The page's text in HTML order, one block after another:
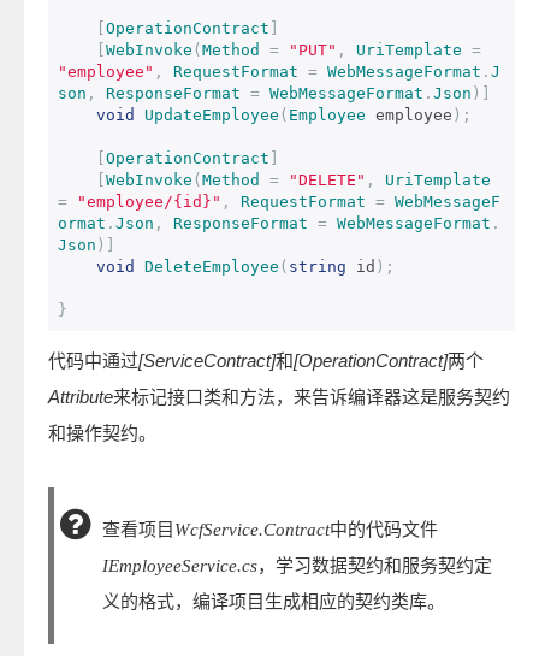
OperationContract
WebInvoke ( Method = "PUT" , UriTemplate =
"employee" , RequestFormat = WebMessageFormat . J
son , ResponseFormat = WebMessageFormat . Json )]
void
UpdateEmployee ( Employee employee );
OperationContract
WebInvoke ( Method = "DELETE" ,
UriTemplate
=
"employee/{id}" , RequestFormat = WebMessageF
ormat . Json , ResponseFormat = WebMessageFormat .
Json )]
void
DeleteEmployee ( string id );
}
代码中通过[ServiceContract]和[OperationContract]两个
Attribute来标记接口类和方法，来告诉编译器这是服务契约
和操作契约。
查看项目 WcfService.Contract中的代码文件
IEmployeeService.cs，学习数据契约和服务契约定
义的格式，编译项目生成相应的契约类库。